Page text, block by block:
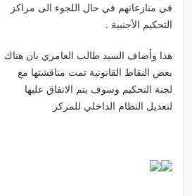
في منازعاتهم في حال اللجوء الى مراكز
التحكيم الأجنبية .
هذا وأضاف السيد طالب العامري بان هناك
بعض النقاط القانونية تمت مناقشتها مع
لجنة التحكيم وسوف يتم الاتفاق عليها
لتعديل النظام الداخلي للمركز